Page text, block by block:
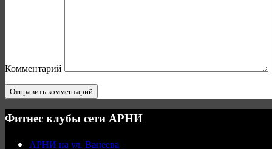
Комментарий
Фитнес клубы сети АРНИ
АРНИ на ул. Ванеева